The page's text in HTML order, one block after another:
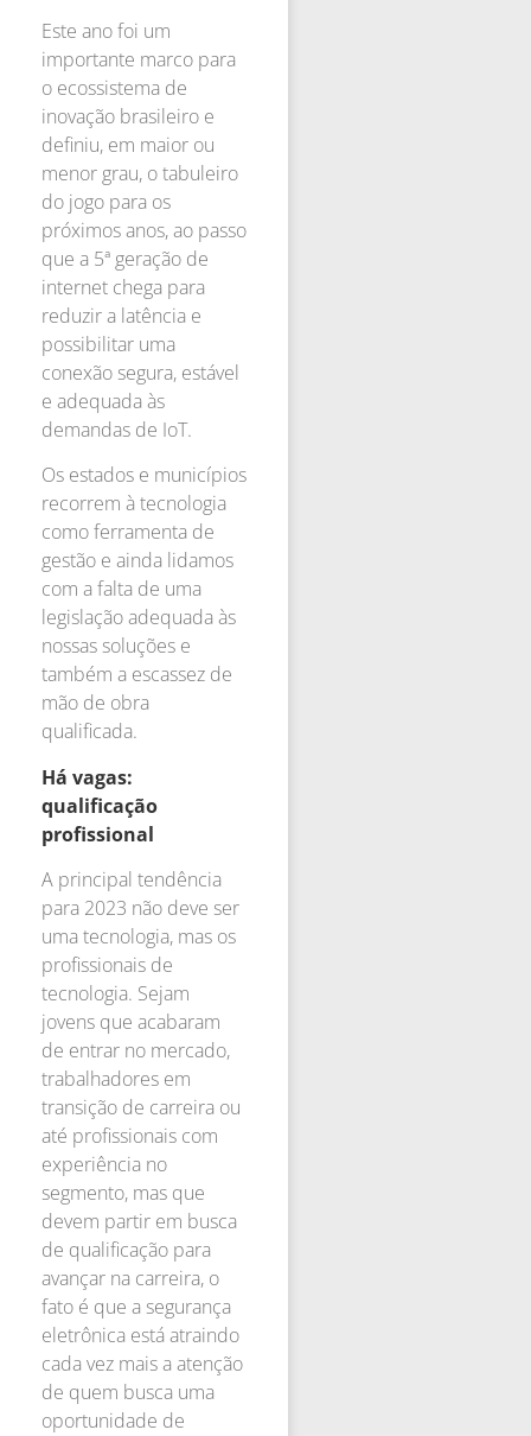
Este ano foi um
importante marco para
o ecossistema de
inovação brasileiro e
definiu, em maior ou
menor grau, o tabuleiro
do jogo para os
próximos anos, ao passo
que a 5ª geração de
internet chega para
reduzir a latência e
possibilitar uma
conexão segura, estável
e adequada às
demandas de IoT.
Os estados e municípios
recorrem à tecnologia
como ferramenta de
gestão e ainda lidamos
com a falta de uma
legislação adequada às
nossas soluções e
também a escassez de
mão de obra
qualificada.
Há vagas:
qualificação
profissional
A principal tendência
para 2023 não deve ser
uma tecnologia, mas os
profissionais de
tecnologia. Sejam
jovens que acabaram
de entrar no mercado,
trabalhadores em
transição de carreira ou
até profissionais com
experiência no
segmento, mas que
devem partir em busca
de qualificação para
avançar na carreira, o
fato é que a segurança
eletrônica está atraindo
cada vez mais a atenção
de quem busca uma
oportunidade de